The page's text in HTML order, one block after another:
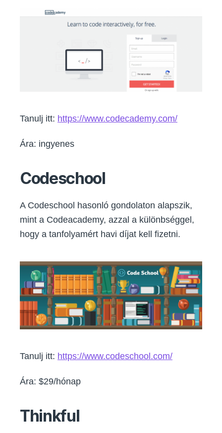
Tanulj itt: https://www.codecademy.com/
Ára: ingyenes
Codeschool
A Codeschool hasonló gondolaton alapszik,
mint a Codeacademy, azzal a különbséggel,
hogy a tanfolyamért havi díjat kell fizetni.
Tanulj itt: https://www.codeschool.com/
Ára: $29/hónap
Thinkful